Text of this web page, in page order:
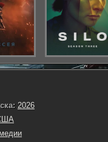
2026